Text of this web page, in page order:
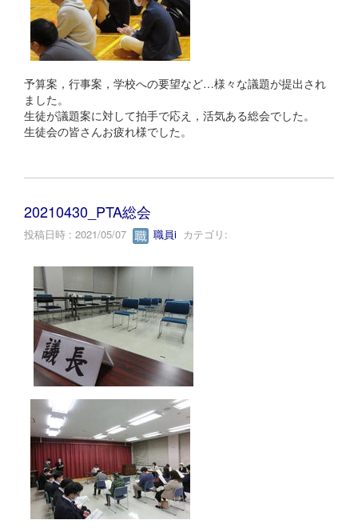
予算案，行事案，学校への要望など…様々な議題が提出され
ました。
生徒が議題案に対して拍手で応え，活気ある総会でした。
生徒会の皆さんお疲れ様でした。
20210430_PTA総会
投稿日時 : 2021/05/07 職員i カテゴリ: